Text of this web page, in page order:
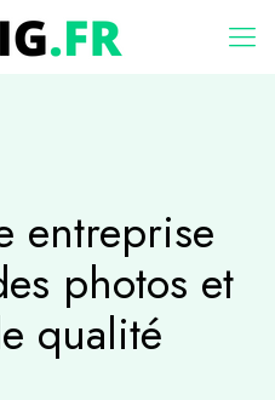
entreprise
photos et
qualité